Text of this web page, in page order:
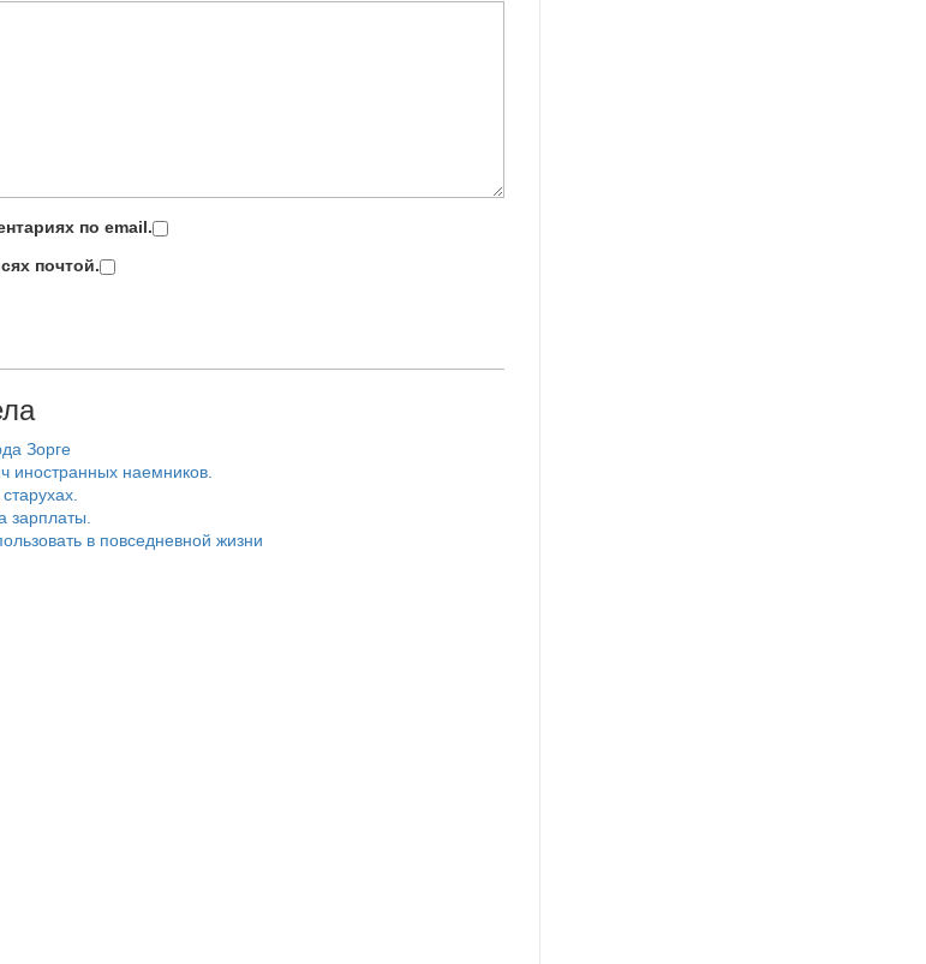
по email.
почтой.
Зорге
иностранных наемников.
зарплаты.
в повседневной жизни